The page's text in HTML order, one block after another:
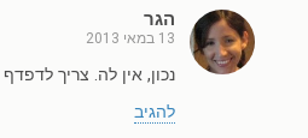
הגר
13 במאי 2013
נכון, אין לה. צריך
להגיב